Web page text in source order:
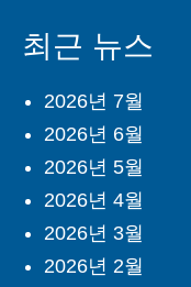
최근 뉴스
2026년 7월
2026년 6월
2026년 5월
2026년 4월
2026년 3월
2026년 2월